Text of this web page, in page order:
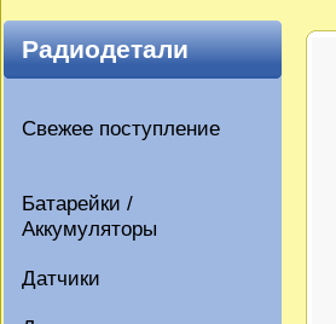
Радиодетали
Свежее поступление
Батарейки /
Аккумуляторы
Датчики